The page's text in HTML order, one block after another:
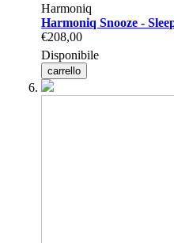
Harmoniq
Harmoniq Snooze -
€208,00
Disponibile
carrello